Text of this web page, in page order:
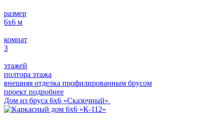
размер
6х6 м
комнат
3
этажей
полтора этажа
внешняя отделка профилированным брусом
проект подробнее
Дом из бруса 6х6 «Сказочный»